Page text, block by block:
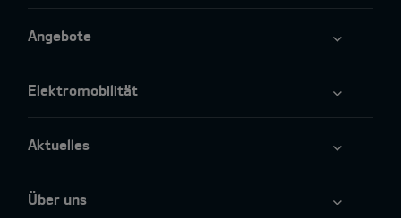
Angebote
Elektromobilität
Aktuelles
Über uns